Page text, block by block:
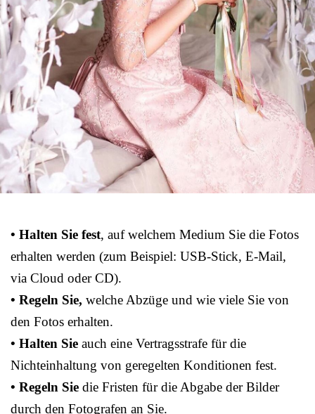
• Halten Sie fest, auf welchem Medium Sie die Fotos
erhalten werden (zum Beispiel: USB-Stick, E-Mail,
via Cloud oder CD).
• Regeln Sie, welche Abzüge und wie viele Sie von
den Fotos erhalten.
• Halten Sie auch eine Vertragsstrafe für die
Nichteinhaltung von geregelten Konditionen fest.
• Regeln Sie die Fristen für die Abgabe der Bilder
durch den Fotografen an Sie.